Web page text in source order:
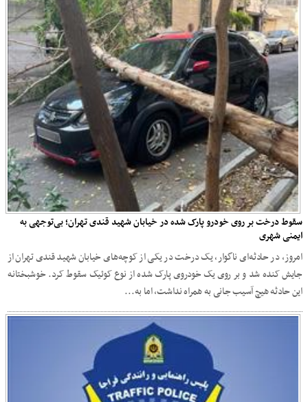
سقوط درخت بر روی خودرو پارک شده در خیابان شهید قندی تهران؛ بی‌توجهی به
ایمنی شهری
امروز، در حادثه‌ای ناگوار، یک درخت در یکی از کوچه‌های خیابان شهید قندی تهران از
جایش کنده شد و بر روی یک خودروی پارک شده از نوع کوئیک سقوط کرد. خوشبختانه
این حادثه هیچ آسیب جانی به همراه نداشت، اما به...